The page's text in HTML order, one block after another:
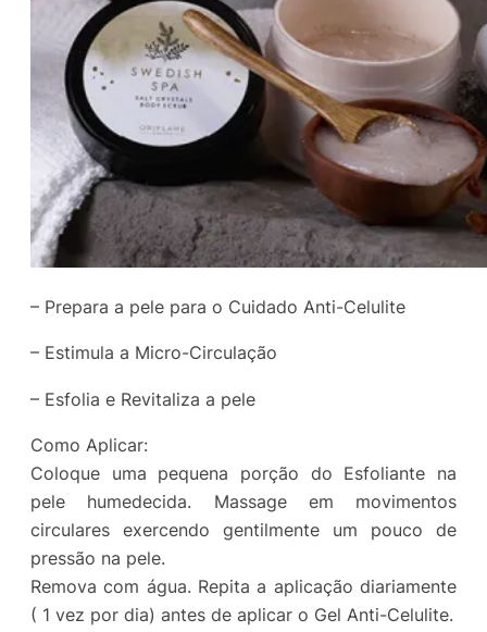
– Prepara a pele para o Cuidado Anti-Celulite
– Estimula a Micro-Circulação
– Esfolia e Revitaliza a pele
Como Aplicar:
Coloque uma pequena porção do Esfoliante na
pele humedecida. Massage em movimentos
circulares exercendo gentilmente um pouco de
pressão na pele.
Remova com água. Repita a aplicação diariamente
( 1 vez por dia) antes de aplicar o Gel Anti-Celulite.